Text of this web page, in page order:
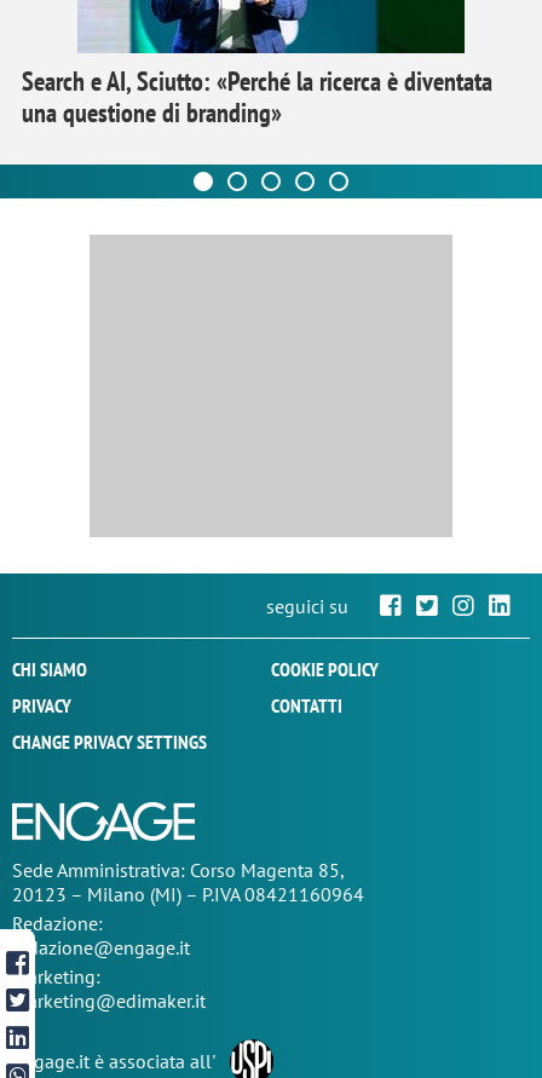
Search e AI, Sciutto: «Perché la ricerca è diventata
una questione di branding»
seguici su
CHI SIAMO
COOKIE POLICY
PRIVACY
CONTATTI
CHANGE PRIVACY SETTINGS
SedeAmministrativa: Corso Magenta 85,
20123 – Milano (MI) – P.IVA 08421160964
Redazione:
redazione@engage.it
Marketing:
marketing@edimaker.it
Engage.it è associata all'